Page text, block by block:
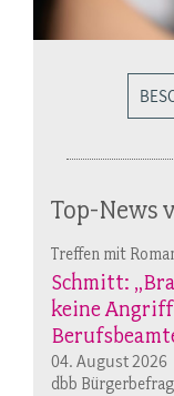
Top-News
Treffen mit
Schmitt:
keine
04. August 2026
dbb